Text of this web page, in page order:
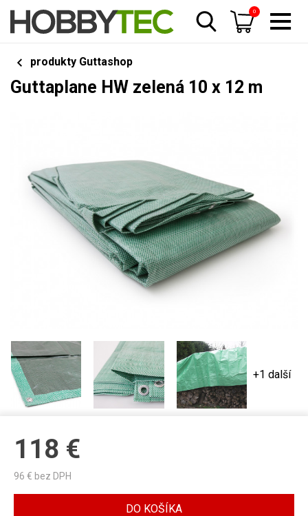
0
produkty Guttashop
Guttaplane HW zelená 10 x 12 m
+1 další
118 €
96 € bez DPH
DO KOŠÍKA